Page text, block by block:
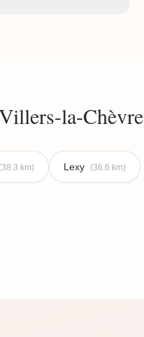
la-Chèvre
(38.3 km) Lexy (36.6 km)